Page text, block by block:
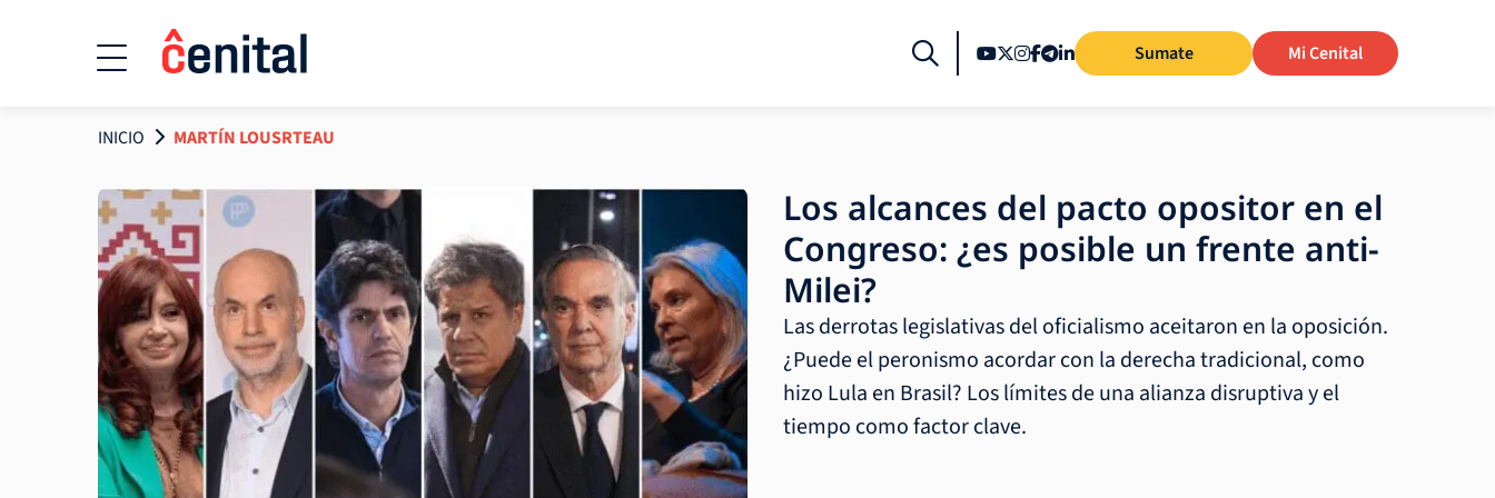
Sumate Mi Cenital
INICIO MARTÍN LOUSRTEAU
Los alcances del pacto opositor en el
Congreso: ¿es posible un frente anti-
Milei?
Las derrotas legislativas del oficialismo aceitaron en la oposición.
¿Puede el peronismo acordar con la derecha tradicional, como
hizo Lula en Brasil? Los límites de una alianza disruptiva y el
tiempo como factor clave.